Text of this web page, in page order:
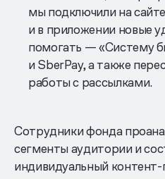
мы подключили на
и в приложении новые
помогать — «Систему
и SberPay, а также
работы с рассылками.
Сотрудники фонда
сегменты аудитории и
индивидуальный